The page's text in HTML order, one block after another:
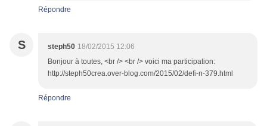
Répondre
S steph50 18/02/2015 12:06
Bonjour à toutes, <br /> <br /> voici ma participation:
http://steph50crea.over-blog.com/2015/02/defi-n-379.html
Répondre